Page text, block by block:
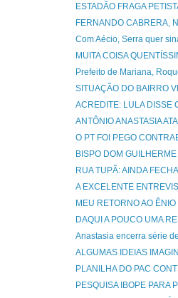
ESTADÃO FRAGA
FERNANDO CABRERA,
Com Aécio, Serra quer
MUITA COISA
Prefeito de Mariana,
SITUAÇÃO DO BAIRRO
ACREDITE: LULA DISSE
ANTÔNIO ANASTASIA
O PT FOI PEGO
BISPO DOM
RUA TUPÃ: AINDA
A EXCELENTE
MEU RETORNO AO ÊNIO
DAQUI A POUCO UMA
Anastasia encerra série
ALGUMAS IDEIAS
PLANILHA DO PAC
PESQUISA IBOPE PARA